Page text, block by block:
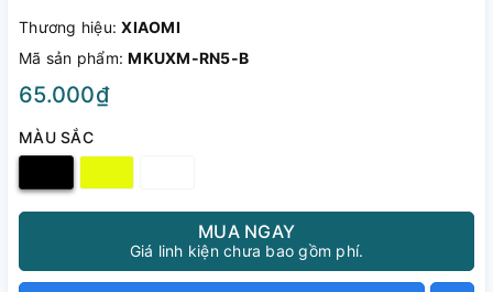
Thương hiệu:XIAOMI
Mã sản phẩm:MKUXM-RN5-B
65.000₫
MÀU SẮC
MUA NGAY
Giá linh kiện chưa bao gồm phí.